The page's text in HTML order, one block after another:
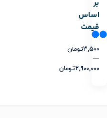
بر
اساس
قیمت
3,500تومان
—
2,900,000تومان